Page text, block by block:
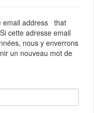
email address that
cette adresse email
nous y enverrons
un nouveau mot de